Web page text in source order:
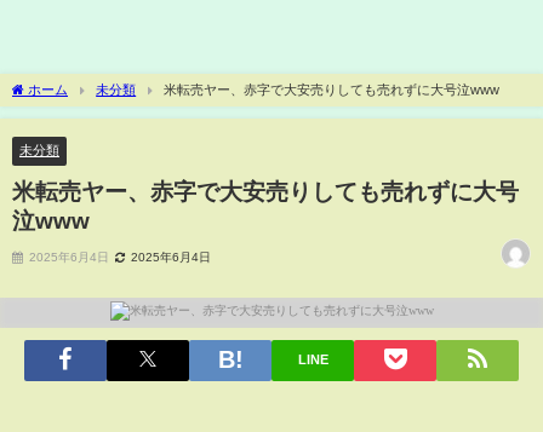
ホーム 未分類 米転売ヤー、赤字で大安売りしても売れずに大号泣www
未分類
米転売ヤー、赤字で大安売りしても売れずに大号
泣www
2025年6月4日 2025年6月4日
LINE